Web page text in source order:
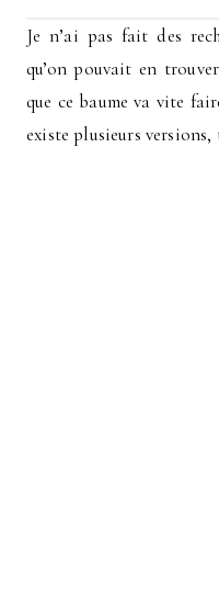
Je n’ai pas fait des
qu’on pouvait en
que ce baume va vite
existe plusieurs